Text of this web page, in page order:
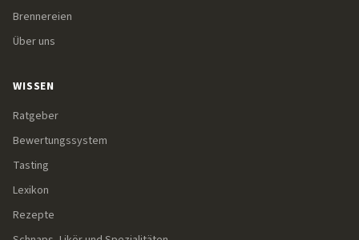
Brennereien
Über uns
WISSEN
Ratgeber
Bewertungssystem
Tasting
Lexikon
Rezepte